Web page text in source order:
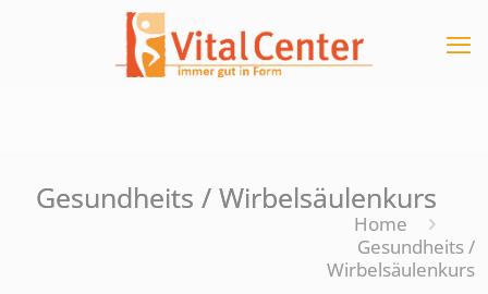
Gesundheits / Wirbelsäulenkurs
Home
Gesundheits /
Wirbelsäulenkurs